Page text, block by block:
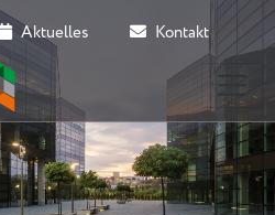
Aktuelles Kontakt